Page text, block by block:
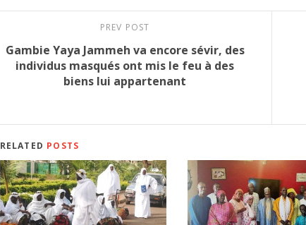
PREV POST
Gambie Yaya Jammeh va encore sévir, des
individus masqués ont mis le feu à des
biens lui appartenant
RELATED POSTS